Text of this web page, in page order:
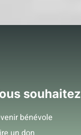
souhaitez
bénévole